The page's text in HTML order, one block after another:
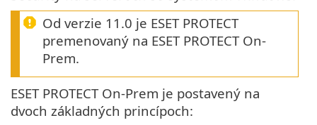
Od verzie 11.0 je ESET PROTECT
premenovaný na ESET PROTECT On-
Prem.
ESET PROTECT On-Prem je postavený na
dvoch základných princípoch: